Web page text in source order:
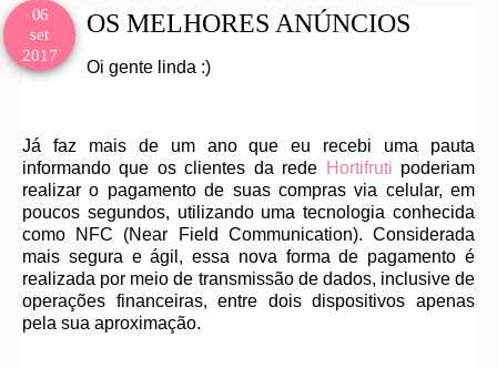
06
set
2017
OS MELHORES ANÚNCIOS
Oi gente linda :)
Já faz mais de um ano que eu recebi uma pauta
informando que os clientes da rede
Hortifruti poderiam
realizar o pagamento de suas compras via celular, em
poucos segundos, utilizando uma tecnologia conhecida
como NFC (Near Field Communication). Considerada
mais segura e ágil, essa nova forma de pagamento é
realizada por meio de transmissão de dados, inclusive de
operações financeiras, entre dois dispositivos apenas
pela sua aproximação.